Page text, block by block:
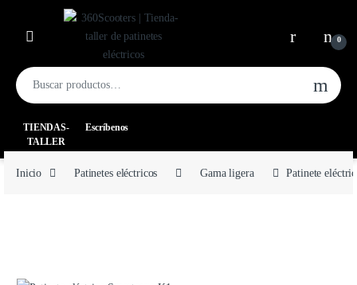
0
TIENDAS-
TALLER
Escríbenos
Inicio Patinetes eléctricos Gama ligera Patinete